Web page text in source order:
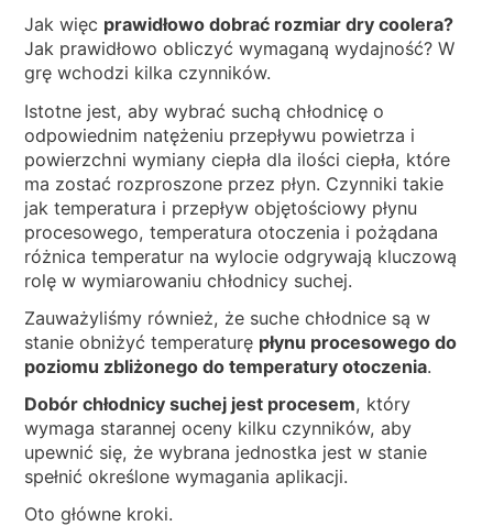
Jak więc prawidłowo dobrać rozmiar dry coolera?
Jak prawidłowo obliczyć wymaganą wydajność? W
grę wchodzi kilka czynników.
Istotne jest, aby wybrać suchą chłodnicę o
odpowiednim natężeniu przepływu powietrza i
powierzchni wymiany ciepła dla ilości ciepła, które
ma zostać rozproszone przez płyn. Czynniki takie
jak temperatura i przepływ objętościowy płynu
procesowego, temperatura otoczenia i pożądana
różnica temperatur na wylocie odgrywają kluczową
rolę w wymiarowaniu chłodnicy suchej.
Zauważyliśmy również, że suche chłodnice są w
stanie obniżyć temperaturę płynu procesowego do
poziomu zbliżonego do temperatury otoczenia.
Dobór chłodnicy suchej jest procesem, który
wymaga starannej oceny kilku czynników, aby
upewnić się, że wybrana jednostka jest w stanie
spełnić określone wymagania aplikacji.
Oto główne kroki.